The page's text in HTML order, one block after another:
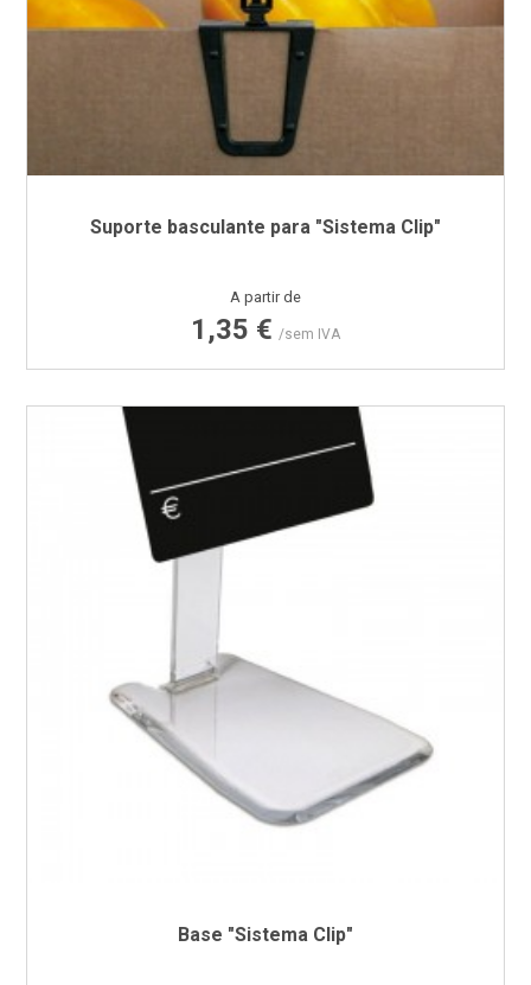
Suporte basculante para "Sistema Clip"
Preço
A partir de
1,35 € /sem IVA
Base "Sistema Clip"